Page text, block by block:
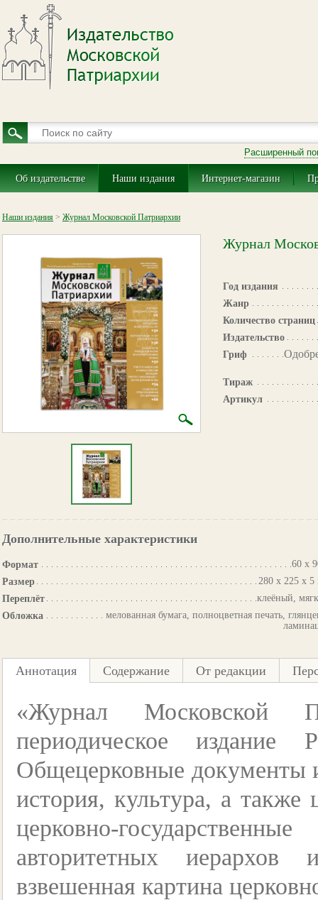
Расширенный
Об издательстве Наши издания Интернет-магазин
Наши издания > Журнал Московской Патриархии
Журнал
Год издания
Жанр
Количество страниц
Издательство
Гриф
Тираж
Артикул
Дополнительные характеристики
Формат
60 х
Размер
280 х 225 х
Переплёт
клеёный,
Обложка
мелованная бумага, полноцветная печать,
Аннотация Содержание От редакции
«Журнал Московской
периодическое издание
Общецерковные документы
история, культура, а также
церковно-
авторитетных
взвешенная картина